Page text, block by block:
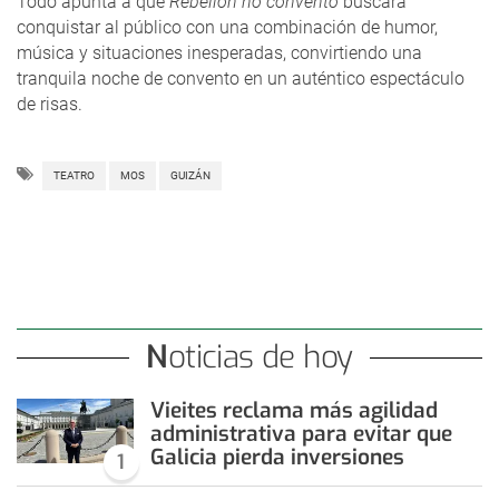
conquistar al público con una combinación de humor,
música y situaciones inesperadas, convirtiendo una
tranquila noche de convento en un auténtico espectáculo
de risas.
TEATRO MOS GUIZÁN
Noticias de hoy
1
Vieites reclama más agilidad
administrativa para evitar que
Galicia pierda inversiones